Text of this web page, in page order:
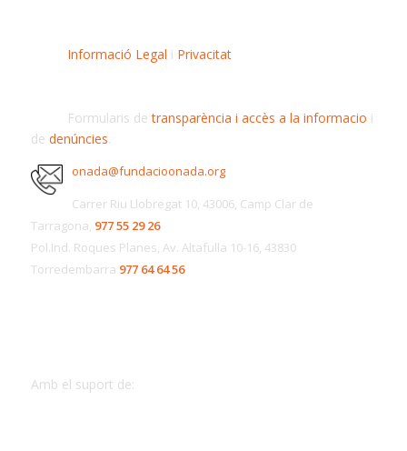
Informació Legal i Privacitat
Formularis detransparència i accès a la informacio i
de denúncies.
onada@fundacioonada.org
Carrer Riu Llobregat 10, 43006, Camp Clar de
Tarragona, 977 55 29 26
Pol.Ind. Roques Planes, Av. Altafulla 10-16, 43830
Torredembarra 977 64 64 56
Amb el suport de: